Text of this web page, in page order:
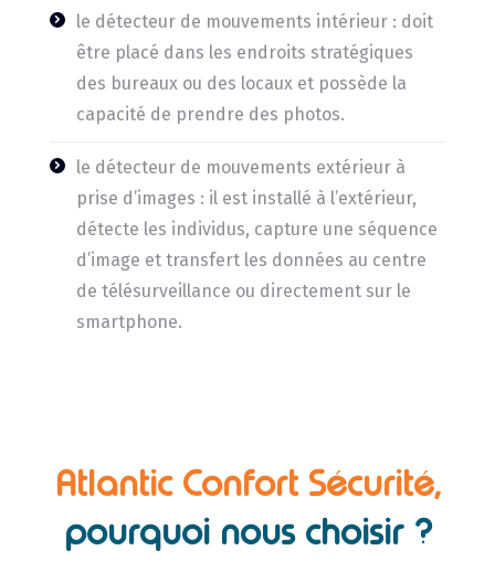
le détecteur de mouvements intérieur : doit
être placé dans les endroits stratégiques
des bureaux ou des locaux et possède la
capacité de prendre des photos.
le détecteur de mouvements extérieur à
prise d’images : il est installé à l’extérieur,
détecte les individus, capture une séquence
d’image et transfert les données au centre
de télésurveillance ou directement sur le
smartphone.
Atlantic Confort Sécurité,
pourquoi nous choisir ?